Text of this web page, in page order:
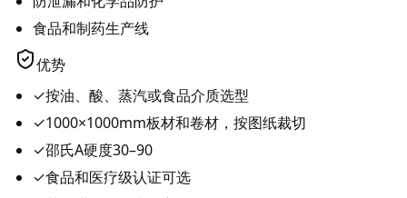
食品和制药生产线
优势
✓按油、酸、蒸汽或食品介质选型
✓1000×1000mm板材和卷材，按图纸裁切
✓邵氏A硬度30–90
✓食品和医疗级认证可选